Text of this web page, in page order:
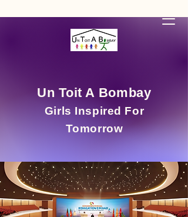
Un Toit A Bombay
Girls Inspired For
Tomorrow